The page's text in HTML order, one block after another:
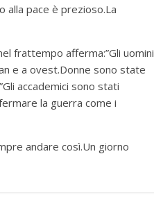
alla pace è prezioso.La
frattempo afferma:”Gli uomini
e a ovest.Donne sono state
accademici sono stati
la guerra come i
andare così.Un giorno